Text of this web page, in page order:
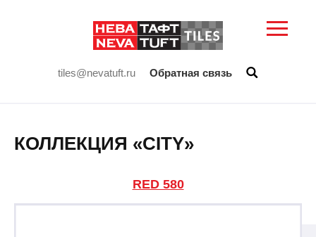
tiles@nevatuft.ru Обратная связь
КОЛЛЕКЦИЯ «CITY»
RED 580